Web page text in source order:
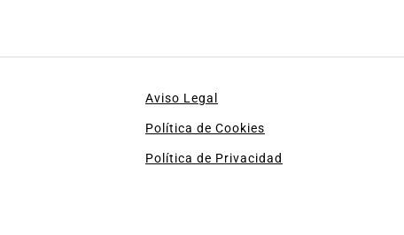
Aviso Legal
Política de Cookies
Política de Privacidad